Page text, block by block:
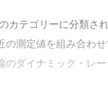
カテゴリーに分類さ
の測定値を組み合わ
のダイナミック・レ